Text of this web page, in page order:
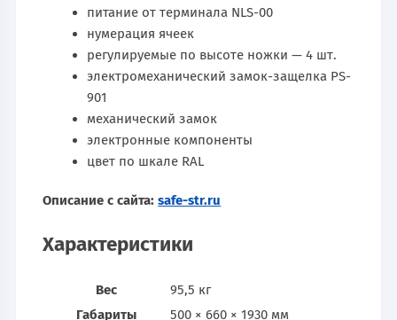
питание от терминала NLS-00
нумерация ячеек
регулируемые по высоте ножки — 4 шт.
электромеханический замок-защелка PS-
901
механический замок
электронные компоненты
цвет по шкале RAL
Описание с сайта:safe-str.ru
Характеристики
Вес
95,5 кг
Габариты
500 × 660 × 1930 мм